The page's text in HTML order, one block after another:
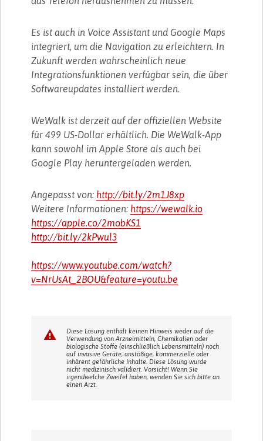
Es ist auch in Voice Assistant und Google Maps
integriert, um die Navigation zu erleichtern. In
Zukunft werden wahrscheinlich neue
Integrationsfunktionen verfügbar sein, die über
Softwareupdates installiert werden.
WeWalk ist derzeit auf der offiziellen Website
für 499 US-Dollar erhältlich. Die WeWalk-App
kann sowohl im Apple Store als auch bei
Google Play heruntergeladen werden.
Angepasst von: http://bit.ly/2m1J8xp
Weitere Informationen: https://wewalk.io
https://apple.co/2mobKS1
http://bit.ly/2kPwul3
https://www.youtube.com/watch?
v=NrUsAt_2BOU&feature=youtu.be
Diese Lösung enthält keinen Hinweis weder auf die
Verwendung von Arzneimitteln, Chemikalien oder
biologische Stoffe (einschließlich Lebensmitteln) noch
auf invasive Geräte, anstößige, kommerzielle oder
inhärent gefährliche Inhalte. Diese Lösung wurde
nicht medizinisch validiert. Vorsicht! Wenn Sie
irgendwelche Zweifel haben, wenden Sie sich bitte an
einen Arzt.